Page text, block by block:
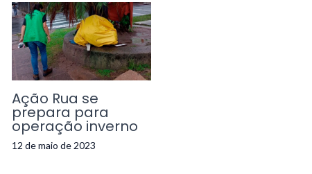
Ação Rua se
prepara para
operação inverno
12 de maio de 2023